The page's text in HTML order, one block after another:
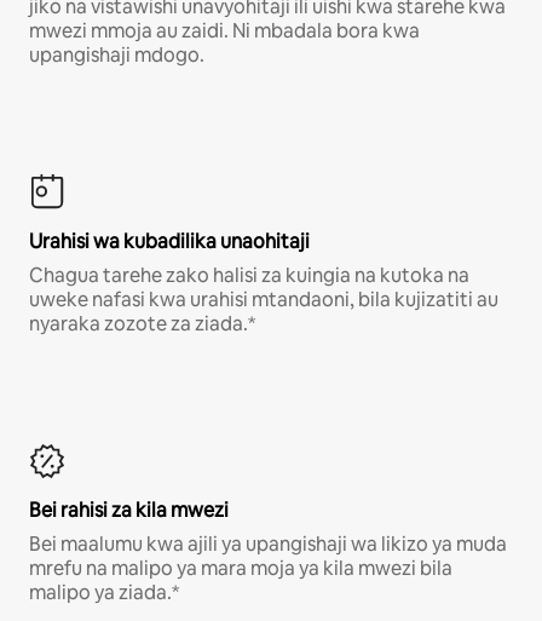
jiko na vistawishi unavyohitaji ili uishi kwa starehe kwa
mwezi mmoja au zaidi. Ni mbadala bora kwa
upangishaji mdogo.
Urahisi wa kubadilika unaohitaji
Chagua tarehe zako halisi za kuingia na kutoka na
uweke nafasi kwa urahisi mtandaoni, bila kujizatiti au
nyaraka zozote za ziada.*
Bei rahisi za kila mwezi
Bei maalumu kwa ajili ya upangishaji wa likizo ya muda
mrefu na malipo ya mara moja ya kila mwezi bila
malipo ya ziada.*